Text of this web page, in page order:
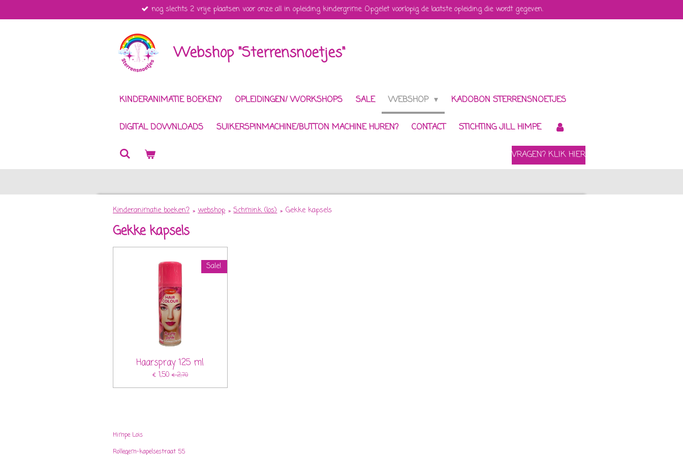
direct
nog slechts 2 vrije plaatsen voor onze all in opleiding kindergrime. Opgelet voorlopig de laatste opleiding die wordt gegeven.
Webshop "Sterrensnoetjes"
KINDERANIMATIE BOEKEN? OPLEIDINGEN/ WORKSHOPS SALE WEBSHOP KADOBON STERRENSNOETJES
DIGITAL DOWNLOADS SUIKERSPINMACHINE/BUTTON MACHINE HUREN? CONTACT STICHTING JILL HIMPE
VRAGEN? KLIK HIER
Kinderanimatie boeken? » webshop » Schmink (los) » Gekke kapsels
Gekke kapsels
Sale!
Haarspray 125 ml
€ 1,50 € 2,70
Himpe Lois
Rollegem-kapelsestraat 55